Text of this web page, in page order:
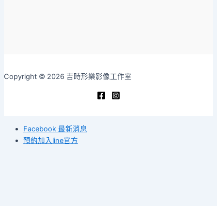
Copyright © 2026 吉時形樂影像工作室
Facebook 最新消息
預約加入line官方